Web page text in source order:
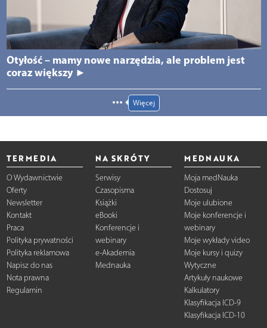
Otyłość – mamy nowe narzędzia, ale problem jest
coraz większy ►
Więcej
TERMEDIA
O Wydawnictwie
Oferty
Newsletter
Kontakt
Praca
Polityka prywatności
Polityka reklamowa
Napisz do nas
Nota prawna
Regulamin
NA SKRÓTY
Serwisy
Czasopisma
Książki
eBooki
Konferencje i
webinary
e-Akademia
Mednauka
MEDNAUKA
Moja medNauka
Dostosuj
Moje ulubione
Moje konferencje i
webinary
Moje wykłady video
Moje kursy i quizy
Wytyczne
Artykuły naukowe
Kalkulatory
Klasyfikacja ICD-9
Klasyfikacja ICD-10